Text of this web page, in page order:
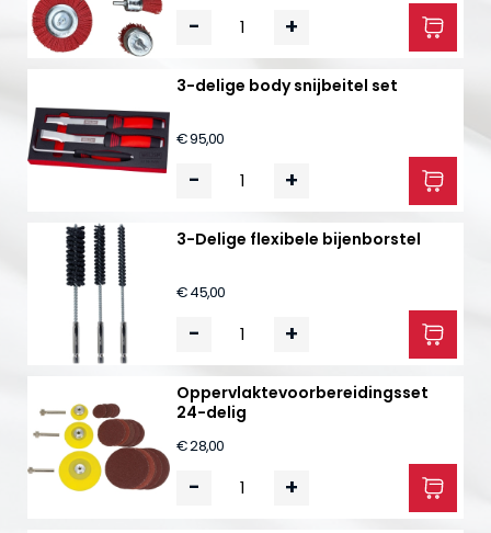
- +
3-delige body snijbeitel set
€ 95,00
- +
3-Delige flexibele bijenborstel
€ 45,00
- +
Oppervlaktevoorbereidingsset
24-delig
€ 28,00
- +